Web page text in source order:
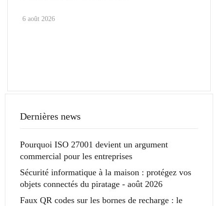
6 août 2026
Dernières news
Pourquoi ISO 27001 devient un argument
commercial pour les entreprises
Sécurité informatique à la maison : protégez vos
objets connectés du piratage - août 2026
Faux QR codes sur les bornes de recharge : le